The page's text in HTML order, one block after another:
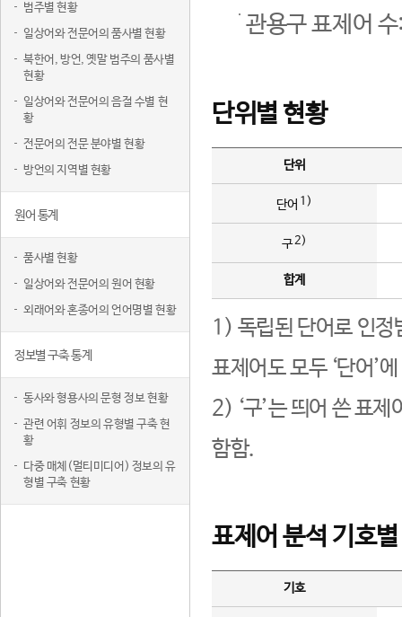
범주별 현황
일상어와 전문어의 품사별 현황
북한어, 방언, 옛말 범주의 품사별
현황
일상어와 전문어의 음절 수별 현
황
전문어의 전문 분야별 현황
방언의 지역별 현황
원어 통계
품사별 현황
일상어와 전문어의 원어 현황
외래어와 혼종어의 언어명별 현황
정보별 구축 통계
동사와 형용사의 문형 정보 현황
관련 어휘 정보의 유형별 구축 현
황
다중 매체(멀티미디어) 정보의 유
형별 구축 현황
관용구 표제어
단위별 현황
단위
단어 1)
구2)
합계
1) 독립된 단어로 인정
표제어도 모두 ‘단어’
2) ‘구’는 띄어 쓴 표
함함.
표제어 분석 기호
기호